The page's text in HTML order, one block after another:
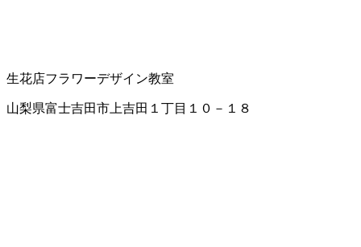
生花店フラワーデザイン教室
山梨県富士吉田市上吉田１丁目１０－１８